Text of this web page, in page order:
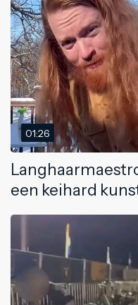
01:26
een keihard